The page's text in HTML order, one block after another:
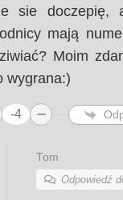
sie doczepię,
mają
Moim
wygrana:)
-4
Tom
Odpowiedź